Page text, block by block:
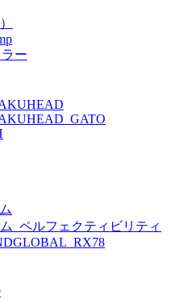
ー
_ペルフェクティビリティ